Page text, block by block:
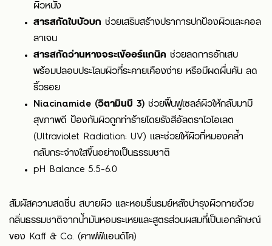
ผิวหนัง
สารสกัดใบบัวบก ช่วยเสริมสร้างปราการปกป้องผิวและคอล
ลาเจน
สารสกัดว่านหางจระเข้ออร์แกนิค ช่วยลดการอักเสบ
พร้อมปลอบประโลมผิวที่ระคายเคืองง่าย หรือมีผดผื่นคัน ลด
ริ้วรอย
Niacinamide (วิตามินบี 3) ช่วยฟื้นฟูเซลล์ผิวให้กลับมามี
สุขภาพดี ป้องกันผิวถูกทำร้ายโดยรังสีอัลตราไวโอเลต
(Ultraviolet Radiation: UV) และช่วยให้ผิวที่หมองคล้ำ
กลับกระจ่างใสขึ้นอย่างเป็นธรรมชาติ
pH Balance 5.5-6.0
สัมผัสความสดชื่น สบายผิว และหอมรื่นรมย์หลังบำรุงผิวกายด้วย
กลิ่นธรรมชาติจากน้ำมันหอมระเหยและสูตรส่วนผสมที่เป็นเอกลักษณ์
ของ Kaff & Co. (คาฟฟ์แอนด์โค)